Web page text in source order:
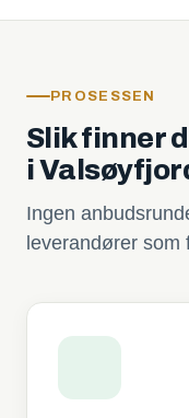
PROSESSEN
Slik finner
i
Ingen
leverandører som